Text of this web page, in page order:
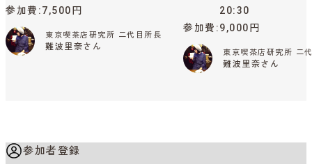
参加費 7,500円
東京喫茶店研究所 二代目所長
難波里奈さん
20:30
参加費 9,000円
東京喫茶店研究所 二
難波里奈さん
参加者登録